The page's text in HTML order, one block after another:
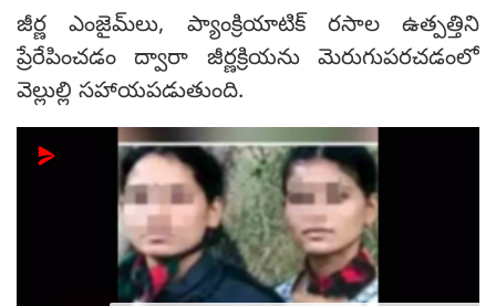
జీర్ణ ఎంజైమ్‌లు, ప్యాంక్రియాటిక్ రసాల ఉత్పత్తిని
ప్రేరేపించడం ద్వారా జీర్ణక్రియను మెరుగుపరచడంలో
వెల్లుల్లి సహాయపడుతుంది.